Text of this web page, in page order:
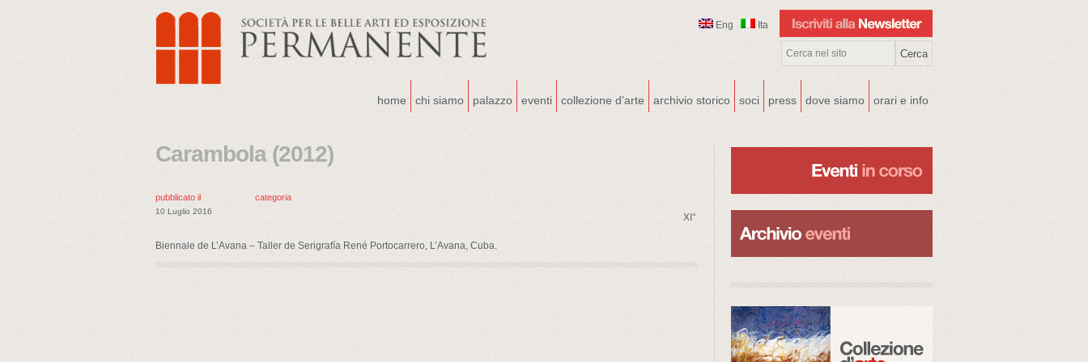
Eng Ita
home chi siamo palazzo eventi collezione d’arte archivio storico soci press dove siamo orari e info
Carambola (2012)
pubblicato il
10 Luglio 2016
categoria
XI°
Biennale de L’Avana – Taller de Serigrafía René Portocarrero, L’Avana, Cuba.